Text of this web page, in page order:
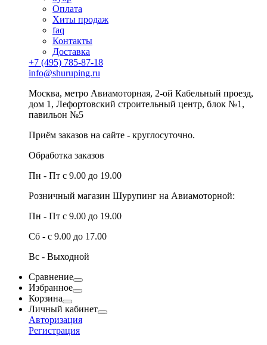
Оплата
Хиты продаж
faq
Контакты
Доставка
+7 (495) 785-87-18
info@shuruping.ru
Москва, метро Авиамоторная, 2-ой Кабельный проезд,
дом 1, Лефортовский строительный центр, блок №1,
павильон №5
Приём заказов на сайте - круглосуточно.
Обработка заказов
Пн - Пт с 9.00 до 19.00
Розничный магазин Шурупинг на Авиамоторной:
Пн - Пт с 9.00 до 19.00
Сб - с 9.00 до 17.00
Вс - Выходной
Сравнение
Избранное
Корзина
Личный кабинет
Авторизация
Регистрация